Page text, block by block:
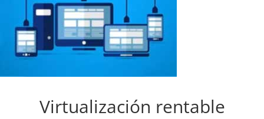
Virtualización rentable